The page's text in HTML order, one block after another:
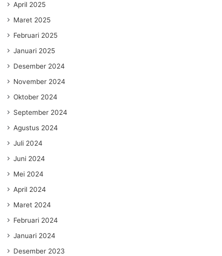
April 2025
Maret 2025
Februari 2025
Januari 2025
Desember 2024
November 2024
Oktober 2024
September 2024
Agustus 2024
Juli 2024
Juni 2024
Mei 2024
April 2024
Maret 2024
Februari 2024
Januari 2024
Desember 2023